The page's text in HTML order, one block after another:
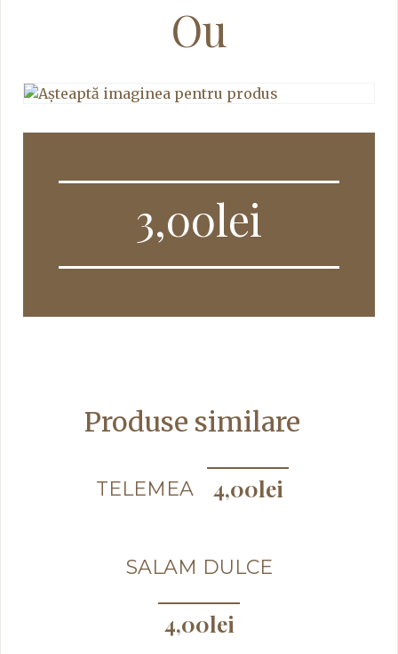
Ou
3,00lei
Produse similare
TELEMEA 4,00lei
SALAM DULCE
4,00lei